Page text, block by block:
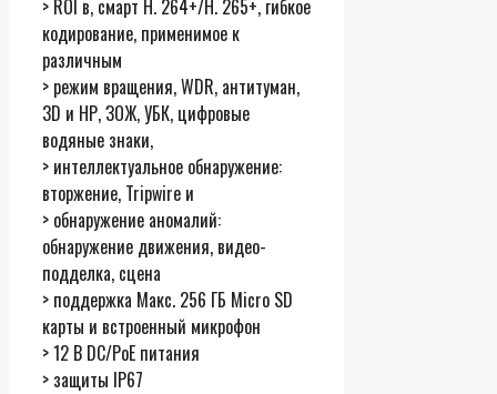
> ROI в, смарт Н. 264+/Н. 265+, гибкое
кодирование, применимое к
различным
> режим вращения, WDR, антитуман,
3D и НР, ЗОЖ, УБК, цифровые
водяные знаки,
> интеллектуальное обнаружение:
вторжение, Tripwire и
> обнаружение аномалий:
обнаружение движения, видео-
подделка, сцена
> поддержка Макс. 256 ГБ Micro SD
карты и встроенный микрофон
> 12 В DC/PoE питания
> защиты IP67